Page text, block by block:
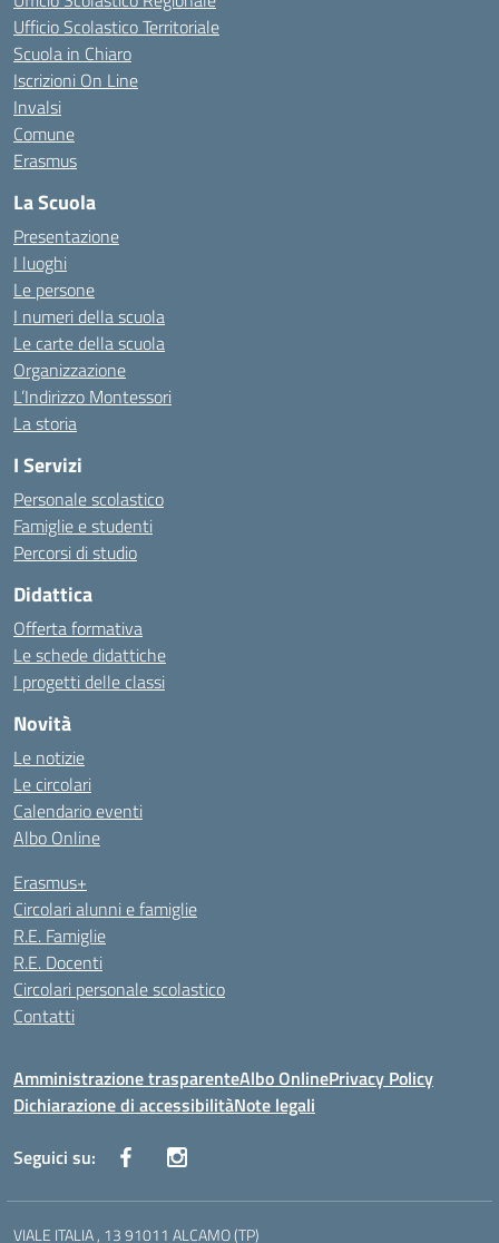
Ufficio Scolastico Territoriale
Scuola in Chiaro
Iscrizioni On Line
Invalsi
Comune
Erasmus
La Scuola
Presentazione
I luoghi
Le persone
I numeri della scuola
Le carte della scuola
Organizzazione
L’Indirizzo Montessori
La storia
I Servizi
Personale scolastico
Famiglie e studenti
Percorsi di studio
Didattica
Offerta formativa
Le schede didattiche
I progetti delle classi
Novità
Le notizie
Le circolari
Calendario eventi
Albo Online
Erasmus+
Circolari alunni e famiglie
R.E. Famiglie
R.E. Docenti
Circolari personale scolastico
Contatti
Amministrazione trasparenteAlbo OnlinePrivacy Policy
Dichiarazione di accessibilitàNote legali
Seguici su:
VIALE ITALIA , 13 91011 ALCAMO (TP)